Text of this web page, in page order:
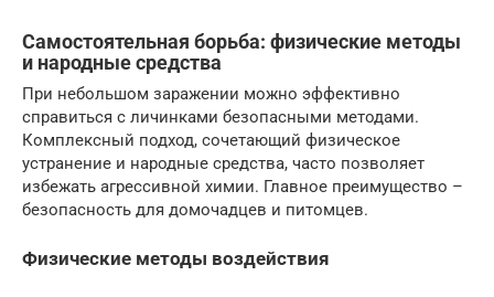
Самостоятельная борьба: физические методы
и народные средства
При небольшом заражении можно эффективно
справиться с личинками безопасными методами.
Комплексный подход, сочетающий физическое
устранение и народные средства, часто позволяет
избежать агрессивной химии. Главное преимущество –
безопасность для домочадцев и питомцев.
Физические методы воздействия